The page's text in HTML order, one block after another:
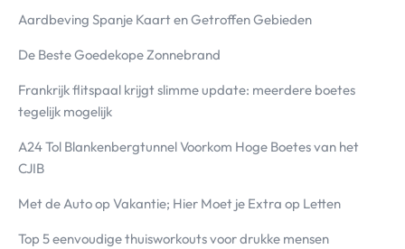
Aardbeving Spanje Kaart en Getroffen Gebieden
De Beste Goedekope Zonnebrand
Frankrijk flitspaal krijgt slimme update: meerdere boetes
tegelijk mogelijk
A24 Tol Blankenbergtunnel Voorkom Hoge Boetes van het
CJIB
Met de Auto op Vakantie; Hier Moet je Extra op Letten
Top 5 eenvoudige thuisworkouts voor drukke mensen